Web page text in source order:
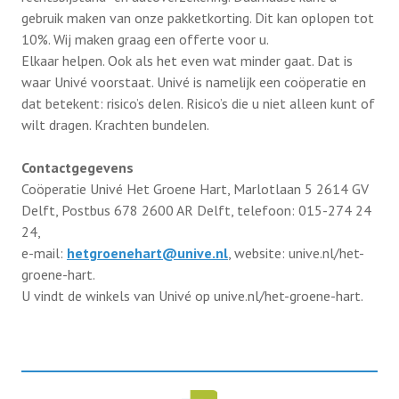
Afdelingen
Informatie
Informatie
Info HUBA’s
Partner naar zorginstelling
IB2024
Contact
Test
gebruik maken van onze pakketkorting. Dit kan oplopen tot
10%. Wij maken graag een offerte voor u.
Elkaar helpen. Ook als het even wat minder gaat. Dat is
waar Univé voorstaat. Univé is namelijk een coöperatie en
dat betekent: risico’s delen. Risico’s die u niet alleen kunt of
wilt dragen. Krachten bundelen.
Contactgegevens
Coöperatie Univé Het Groene Hart, Marlotlaan 5 2614 GV
Delft, Postbus 678 2600 AR Delft, telefoon: 015-274 24
24,
e-mail: hetgroenehart@unive.nl, website: unive.nl/het-
groene-hart.
U vindt de winkels van Univé op unive.nl/het-groene-hart.